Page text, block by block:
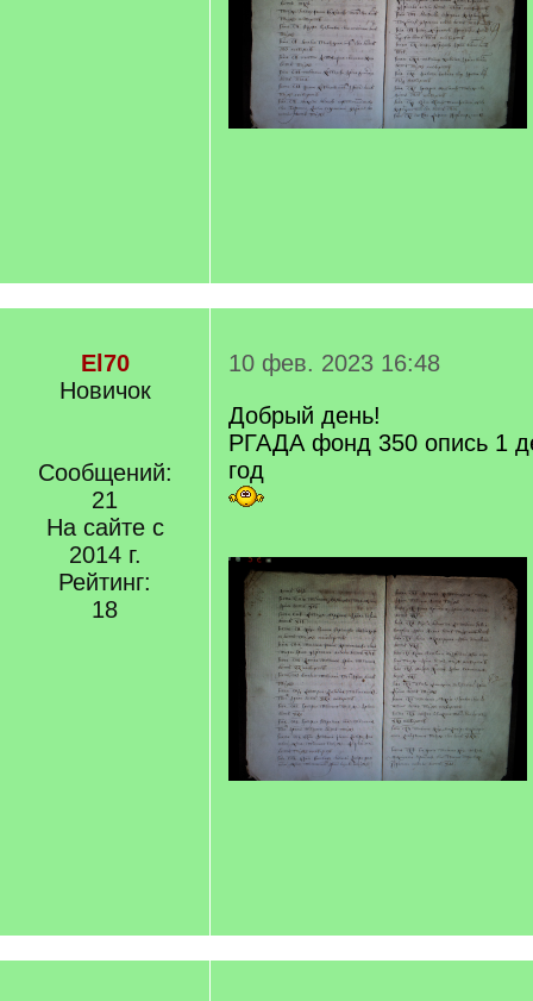
El70
Новичок
Сообщений:
21
На сайте с
2014 г.
Рейтинг:
18
10 фев. 2023 16:48
Добрый день!
РГАДА фонд 350 опись 1
год